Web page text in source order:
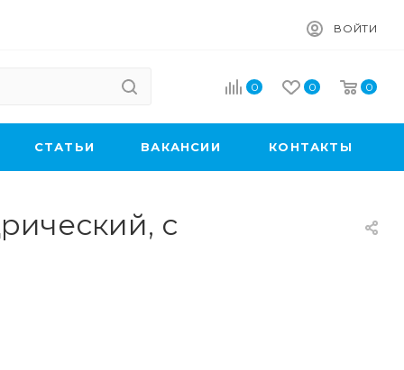
ВОЙТИ
0 0 0
CТАТЬИ ВАКАНСИИ КОНТАКТЫ
с